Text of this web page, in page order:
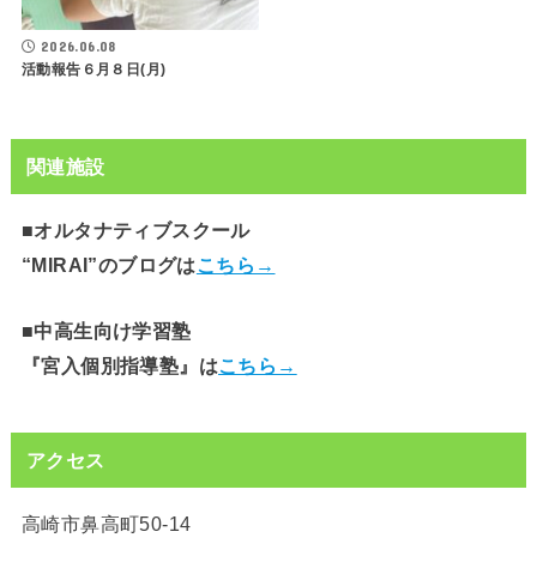
2026.06.08
活動報告６月８日(月)
関連施設
■オルタナティブスクール
“MIRAI”のブログはこちら→
■中高生向け学習塾
『宮入個別指導塾』はこちら→
アクセス
高崎市鼻高町50-14